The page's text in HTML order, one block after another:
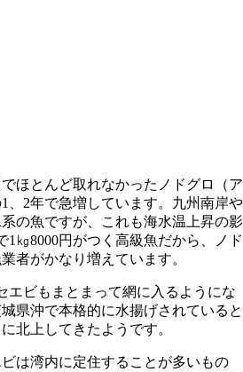
でほとんど取れなかったノドグロ（ア
、2年で急増しています。九州南岸や
の魚ですが、これも海水温上昇の影
1㎏8000円がつく高級魚だから、ノド
者がかなり増えています。
エビもまとまって網に入るようにな
県沖で本格的に水揚げされていると
北上してきたようです。
は湾内に定住することが多いもの